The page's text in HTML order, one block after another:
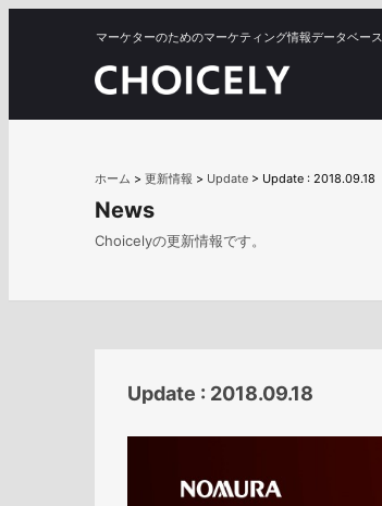
マーケターのためのマーケティング情報データベース
ホーム > 更新情報 > Update > Update : 2018.09.18
News
Choicelyの更新情報です。
Update : 2018.09.18